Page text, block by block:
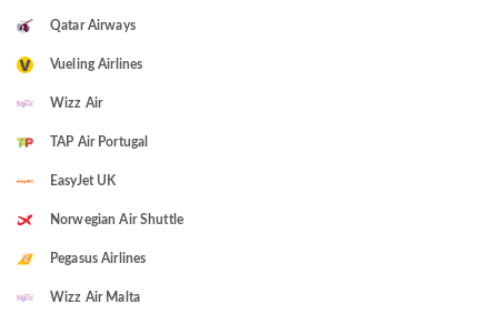
Qatar Airways
Vueling Airlines
Wizz Air
TAP Air Portugal
EasyJet UK
Norwegian Air Shuttle
Pegasus Airlines
Wizz Air Malta